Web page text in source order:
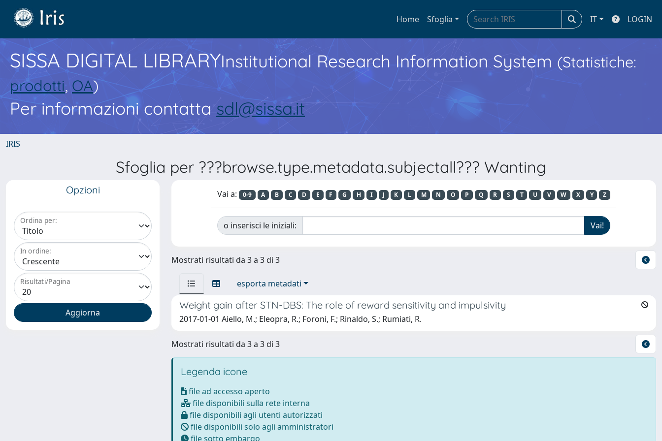
Home Sfoglia IT LOGIN
SISSA DIGITAL LIBRARYInstitutional Research Information System (Statistiche:
prodotti, OA)
Per informazioni contatta sdl@sissa.it
IRIS
Sfoglia per ???browse.type.metadata.subjectall??? Wanting
Opzioni
Ordina per:
In ordine:
Risultati/Pagina
Vai a: 0-9 A B C D E F G H I J K L M N O P Q R S T U V W X Y Z
o inserisci le iniziali:
Mostrati risultati da 3 a 3 di 3
esporta metadati
Weight gain after STN-DBS: The role of reward sensitivity and impulsivity
2017-01-01 Aiello, M.; Eleopra, R.; Foroni, F.; Rinaldo, S.; Rumiati, R.
Mostrati risultati da 3 a 3 di 3
Legenda icone
file ad accesso aperto
file disponibili sulla rete interna
file disponibili agli utenti autorizzati
file disponibili solo agli amministratori
file sotto embargo